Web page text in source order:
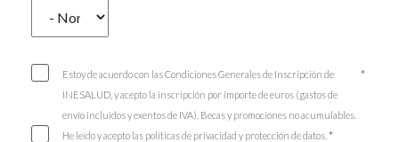
Estoy de acuerdo con las Condiciones Generales de Inscripción de
INESALUD, y acepto la inscripción por importe de euros (gastos de
envío incluidos y exentos de IVA). Becas y promociones no acumulables.
He leído y acepto las políticas de privacidad y protección de datos.